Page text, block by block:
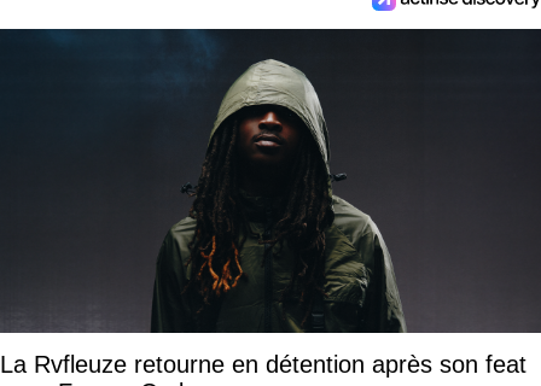
La Rvfleuze retourne en détention après son feat